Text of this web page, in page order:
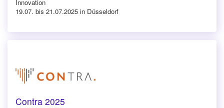
Innovation
19.07. bis 21.07.2025 in Düsseldorf
Contra 2025